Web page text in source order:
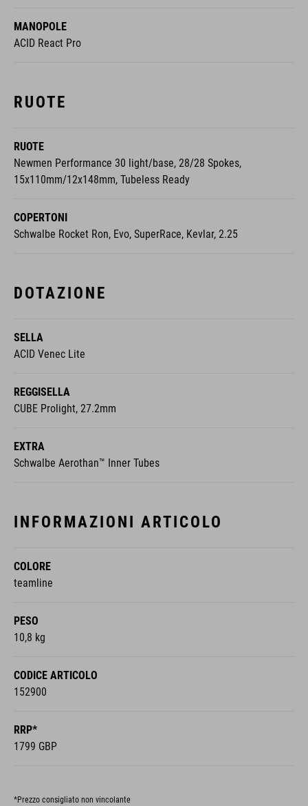
MANOPOLE
ACID React Pro
RUOTE
RUOTE
Newmen Performance 30 light/base, 28/28 Spokes,
15x110mm/12x148mm, Tubeless Ready
COPERTONI
Schwalbe Rocket Ron, Evo, SuperRace, Kevlar, 2.25
DOTAZIONE
SELLA
ACID Venec Lite
REGGISELLA
CUBE Prolight, 27.2mm
EXTRA
Schwalbe Aerothan™ Inner Tubes
INFORMAZIONI ARTICOLO
COLORE
teamline
PESO
10,8 kg
CODICE ARTICOLO
152900
RRP*
1799 GBP
*Prezzo consigliato non vincolante